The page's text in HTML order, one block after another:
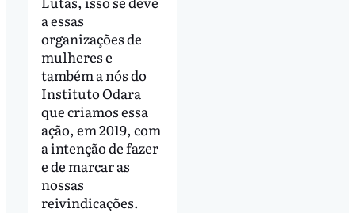
a essas
organizações de
mulheres e
também a nós do
Instituto Odara
que criamos essa
ação, em 2019, com
a intenção de fazer
e de marcar as
nossas
reivindicações.